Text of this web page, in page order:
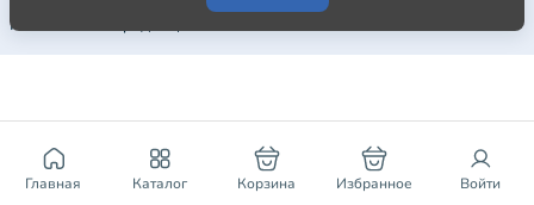
Главная Каталог Корзина Избранное Войти
Политика конфиденциальности